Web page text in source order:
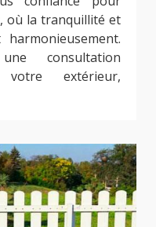
où la tranquillité et
consultation
votre extérieur,